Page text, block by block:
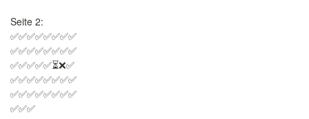
Seite 2:
✅✅✅✅✅✅✅✅
✅✅✅✅✅✅✅✅
✅✅✅✅✅⏳❌✅
✅✅✅✅✅✅✅✅
✅✅✅✅✅✅✅✅
✅✅✅